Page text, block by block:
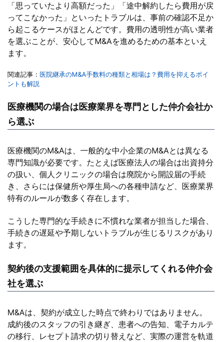
「思っていたより高額だった」「途中解約したら費用が戻
ってこなかった」といったトラブルは、事前の確認不足か
ら起こるケースがほとんどです。費用の透明性が高い業者
を選ぶことが、安心してM&Aを進めるための基本といえ
ます。
関連記事： 医院継承のM&A手数料の種類と相場は？費用を抑えるポイ
ントも解説
医療機関の場合は医療業界を専門とした仲介会社か
ら選ぶ
医療機関のM&Aは、一般的な中小企業のM&Aとは異なる
専門知識が必要です。たとえば医療法人の場合は出資持分
の扱い、個人クリニックの場合は廃院から開設届の手続
き、さらには保健所や厚生局への各種申請など、医療業界
特有のルールが数多く存在します。
こうした専門的な手続きに不慣れな業者が担当した場合、
手続きの遅延や予期しないトラブルが生じるリスクがあり
ます。
契約後の支援範囲を具体的に提示してくれる仲介会
社を選ぶ
M&Aは、契約が成立した時点で終わりではありません。
成約後のスタッフの引き継ぎ、患者への告知、電子カルテ
の移行、レセプト請求の切り替えなど、実際の運営を軌道